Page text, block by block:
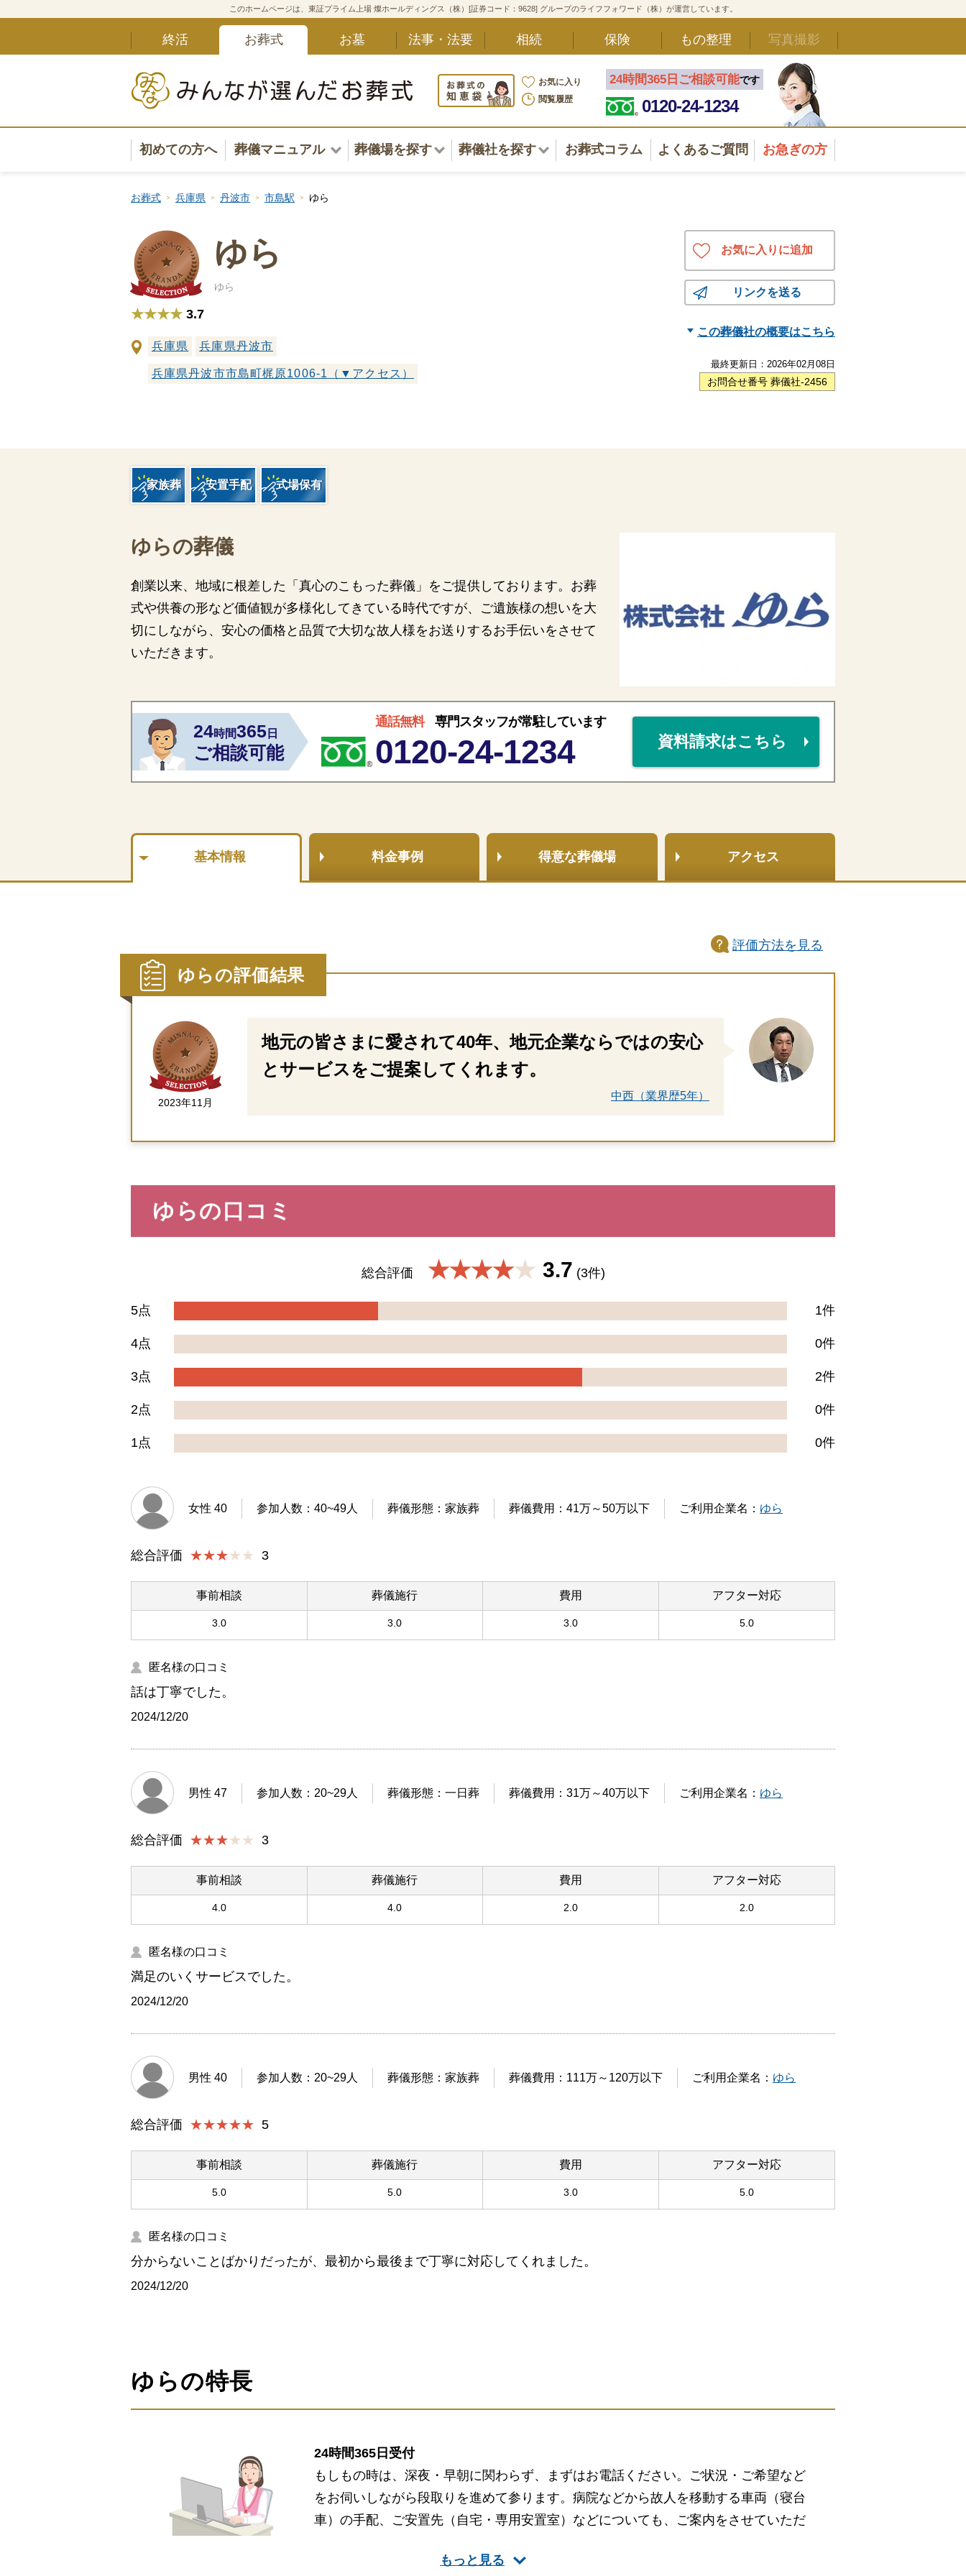
このホームページは、東証プライム上場 燦ホールディングス（株）[証券コード：9628] グループのライフフォワード（株）が運営しています。
終活 お葬式 お墓 法事・法要 相続 保険 もの整理 写真撮影
お気に入り
閲覧履歴
24時間365日ご相談可能です
0120-24-1234
初めての方へ 葬儀マニュアル
葬儀マニュアル一覧
葬儀の準備〜葬儀後まで
家族葬とは
葬儀費用の平均相場
葬儀場を探す
中国・四国
葬儀社を探す お葬式コラム よくあるご質問 お急ぎの方
お葬式 兵庫県 丹波市 市島駅 ゆら
ゆら
ゆら
★★★★ 3.7
兵庫県 兵庫県丹波市
兵庫県丹波市市島町梶原1006-1（▼アクセス）
お気に入りに追加
リンクを送る
この葬儀社の概要はこちら
最終更新日： 2026年02月08日
お問合せ番号 葬儀社-2456
家族葬 安置手配 式場保有
ゆらの葬儀
創業以来、地域に根差した「真心のこもった葬儀」をご提供しております。お葬
式や供養の形など価値観が多様化してきている時代ですが、ご遺族様の想いを大
切にしながら、安心の価格と品質で大切な故人様をお送りするお手伝いをさせて
いただきます。
24時間365日
ご相談可能
通話無料 専門スタッフが常駐しています
0120-24-1234 資料請求はこちら
基本情報 料金事例 得意な葬儀場 アクセス
ゆらの評価結果
評価方法を見る
2023年11月
地元の皆さまに愛されて40年、地元企業ならではの安心
とサービスをご提案してくれます。
中西（業界歴5年）
ゆらの口コミ
総合評価 ★★★★ 3.7 (3件)
5点 1件
4点 0件
3点 2件
2点 0件
1点 0件
女性 40 参加人数：40~49人 葬儀形態：家族葬 葬儀費用：41万～50万以下 ご利用企業名： ゆら
総合評価 ★★★ 3
事前相談
3.0
葬儀施行
3.0
費用
3.0
アフター対応
5.0
匿名様の口コミ
話は丁寧でした。
2024/12/20
男性 47 参加人数：20~29人 葬儀形態：一日葬 葬儀費用：31万～40万以下 ご利用企業名： ゆら
総合評価 ★★★ 3
事前相談
4.0
葬儀施行
4.0
費用
2.0
アフター対応
2.0
匿名様の口コミ
満足のいくサービスでした。
2024/12/20
男性 40 参加人数：20~29人 葬儀形態：家族葬 葬儀費用：111万～120万以下 ご利用企業名： ゆら
総合評価 ★★★★★ 5
事前相談
5.0
葬儀施行
5.0
費用
3.0
アフター対応
5.0
匿名様の口コミ
分からないことばかりだったが、最初から最後まで丁寧に対応してくれました。
2024/12/20
ゆらの特長
もっと見る
24時間365日受付
もしもの時は、深夜・早朝に関わらず、まずはお電話ください。ご状況・ご希望など
をお伺いしながら段取りを進めて参ります。病院などから故人を移動する車両（寝台
車）の手配、ご安置先（自宅・専用安置室）などについても、ご案内をさせていただ